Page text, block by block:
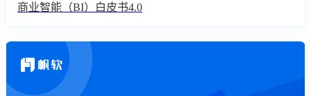
商业智能（BI）白皮书4.0